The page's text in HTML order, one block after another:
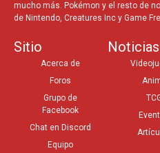
mucho más. Pokémon y el resto de
de Nintendo, Creatures Inc y Game
Sitio
Acerca de
Foros
Grupo de
Facebook
Chat en Discord
Equipo
Noticias